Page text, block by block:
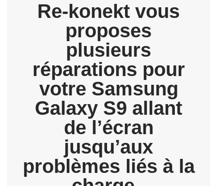
Re-konekt vous
proposes
plusieurs
réparations pour
votre Samsung
Galaxy S9 allant
de l’écran
jusqu’aux
problèmes liés à la